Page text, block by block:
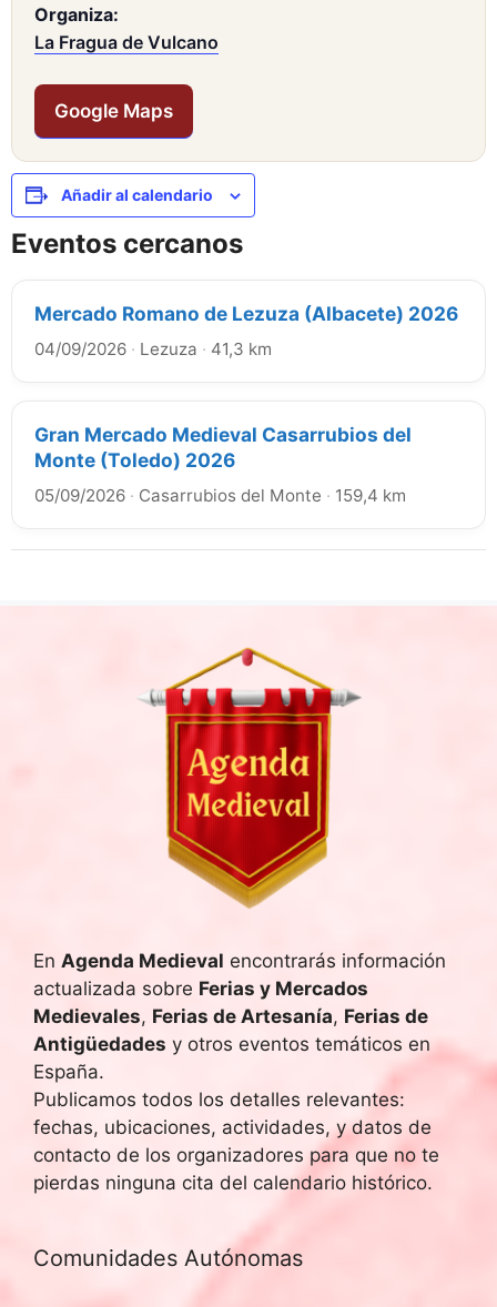
Organiza:
La Fragua de Vulcano
Google Maps
Añadir al calendario
Eventos cercanos
Mercado Romano de Lezuza (Albacete) 2026
04/09/2026 · Lezuza · 41,3 km
Gran Mercado Medieval Casarrubios del
Monte (Toledo) 2026
05/09/2026 · Casarrubios del Monte · 159,4 km
En Agenda Medieval encontrarás información
actualizada sobre Ferias y Mercados
Medievales, Ferias de Artesanía, Ferias de
Antigüedades y otros eventos temáticos en
España.
Publicamos todos los detalles relevantes:
fechas, ubicaciones, actividades, y datos de
contacto de los organizadores para que no te
pierdas ninguna cita del calendario histórico.
Comunidades Autónomas